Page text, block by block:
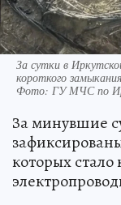
За сутки в
короткого замыкания
Фото: ГУ МЧС по
За минувшие
которых